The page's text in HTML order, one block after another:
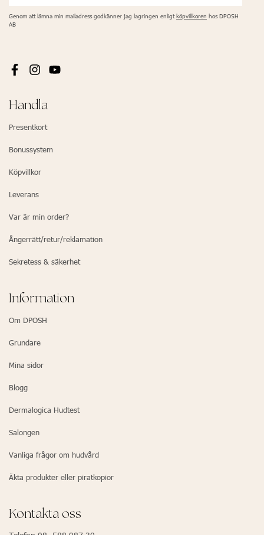
Genom att lämna min mailadress godkänner jag lagringen enligtköpvillkoren hos DPOSH
AB
Handla
Presentkort
Bonussystem
Köpvillkor
Leverans
Var är min order?
Ångerrätt/retur/reklamation
Sekretess & säkerhet
Information
Om DPOSH
Grundare
Mina sidor
Blogg
Dermalogica Hudtest
Salongen
Vanliga frågor om hudvård
Äkta produkter eller piratkopior
Kontakta oss